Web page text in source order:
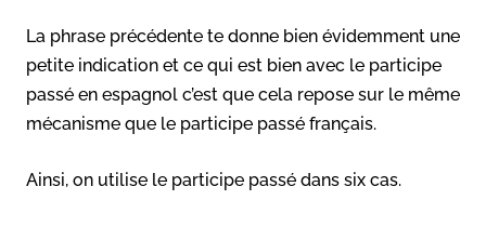
La phrase précédente te donne bien évidemment une
petite indication et ce qui est bien avec le participe
passé en espagnol c’est que cela repose sur le même
mécanisme que le participe passé français.
Ainsi, on utilise le participe passé dans six cas.